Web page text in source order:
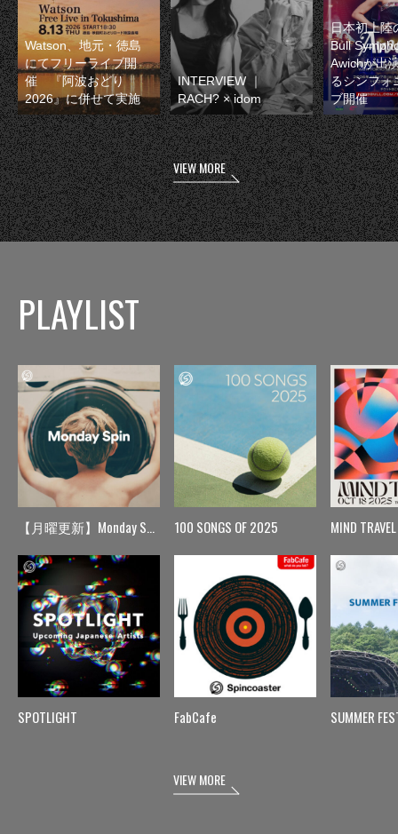
Watson、地元・徳島
にてフリーライブ開
催 『阿波おどり
2026』に併せて実施
INTERVIEW ｜
RACH? × idom
日本初上陸
Bull
Awichが出
るシンフォ
ブ開催
VIEW MORE
PLAYLIST
【月曜更新】Monday Spin
SPOTLIGHT
100 SONGS OF 2025
FabCafe
MIND TRAVEL
SUMMER
VIEW MORE